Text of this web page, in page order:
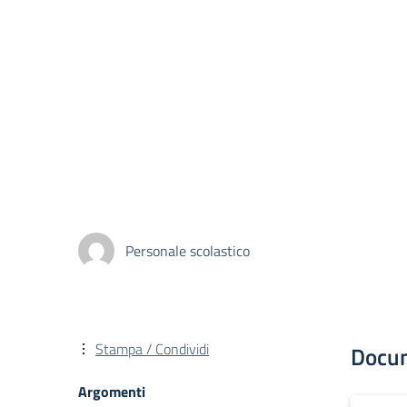
Personale scolastico
Stampa / Condividi
Argomenti